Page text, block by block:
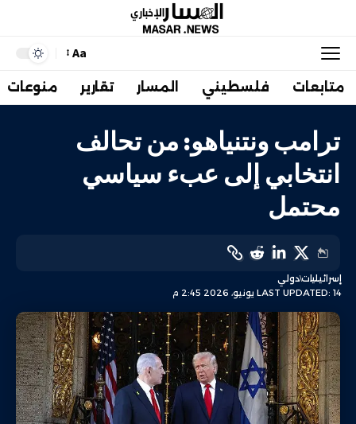
Aa
متابعات فلسطيني المسار تقارير منوعات
ترامب ونتنياهو: من تحالف
انتخابي إلى عبء سياسي
محتمل
LAST UPDATED: 14 يونيو، 2026 2:45 م
إسرائيلياتدولي